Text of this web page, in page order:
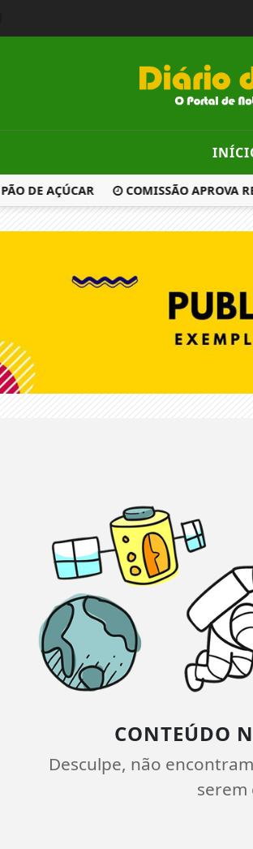
DE AÇÚCAR COMISSÃO APROVA
CONTEÚDO
Desculpe, não
serem